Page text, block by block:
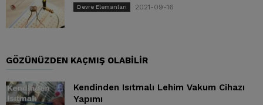
Devre Elemanları 2021-09-16
GÖZÜNÜZDEN KAÇMIŞ OLABILIR
Kendinden Isıtmalı Lehim Vakum Cihazı
Yapımı